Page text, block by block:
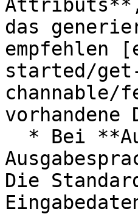
Attributs**,
das
empfehlen
started/
channable/
Die